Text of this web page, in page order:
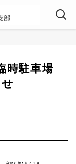
時駐車場